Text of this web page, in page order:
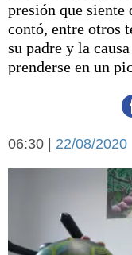
Economía y campo
Sociedad y tiempo
presión que
contó, entre otros
su padre y la
prenderse en un
06:30 | 22/08/2020